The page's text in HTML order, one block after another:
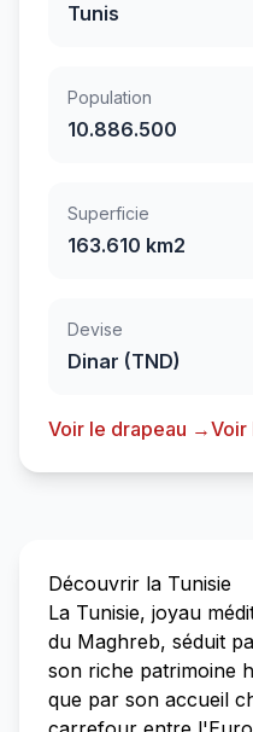
Tunis
Population
10.886.500
Superficie
163.610 km2
Devise
Dinar (TND)
Voir le drapeau →Voir
Découvrir la Tunisie
La Tunisie, joyau
du Maghreb, séduit
son riche patrimoine
que par son accueil